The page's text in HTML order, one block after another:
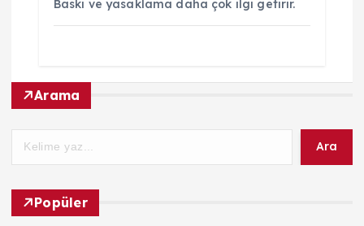
Baskı ve yasaklama daha çok ilgi getirir.
Arama
Ara
Popüler